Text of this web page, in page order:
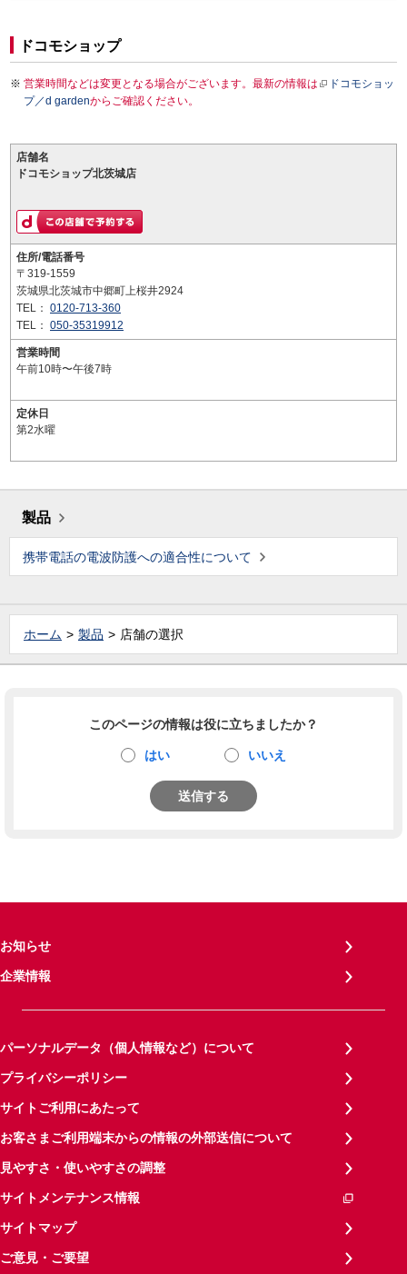
ドコモショップ
営業時間などは変更となる場合がございます。最新の情報は
ドコモショッ
プ／d gardenからご確認ください。
店舗名
ドコモショップ北茨城店
住所/電話番号
〒319-1559
茨城県北茨城市中郷町上桜井2924
TEL： 0120-713-360
TEL： 050-35319912
営業時間
午前10時〜午後7時
定休日
第2水曜
製品
携帯電話の電波防護への適合性について
ホーム 製品 店舗の選択
このページの情報は役に立ちましたか？
はい いいえ
送信する
お知らせ
企業情報
パーソナルデータ（個人情報など）について
プライバシーポリシー
サイトご利用にあたって
お客さまご利用端末からの情報の外部送信について
見やすさ・使いやすさの調整
サイトメンテナンス情報
サイトマップ
ご意見・ご要望